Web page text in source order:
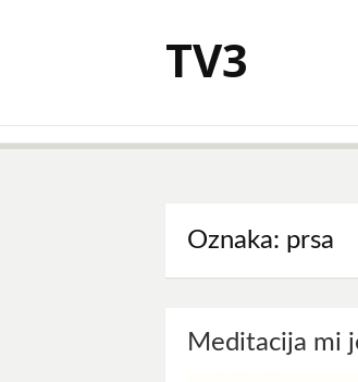
TV3
Oznaka: prsa
Meditacija mi